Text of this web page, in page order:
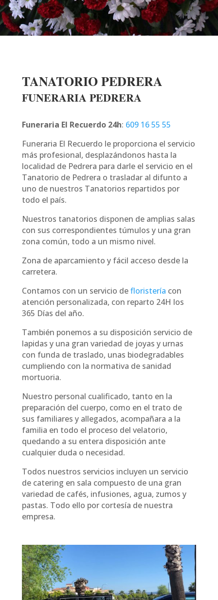
TANATORIO PEDRERA
FUNERARIA PEDRERA
Funeraria El Recuerdo 24h: 609 16 55 55
Funeraria El Recuerdo le proporciona el servicio
más profesional, desplazándonos hasta la
localidad de Pedrera para darle el servicio en el
Tanatorio de Pedrera o trasladar al difunto a
uno de nuestros Tanatorios repartidos por
todo el país.
Nuestros tanatorios disponen de amplias salas
con sus correspondientes túmulos y una gran
zona común, todo a un mismo nivel.
Zona de aparcamiento y fácil acceso desde la
carretera.
Contamos con un servicio defloristería con
atención personalizada, con reparto 24H los
365 Días del año.
También ponemos a su disposición servicio de
lapidas y una gran variedad de joyas y urnas
con funda de traslado, unas biodegradables
cumpliendo con la normativa de sanidad
mortuoria.
Nuestro personal cualificado, tanto en la
preparación del cuerpo, como en el trato de
sus familiares y allegados, acompañara a la
familia en todo el proceso del velatorio,
quedando a su entera disposición ante
cualquier duda o necesidad.
Todos nuestros servicios incluyen un servicio
de catering en sala compuesto de una gran
variedad de cafés, infusiones, agua, zumos y
pastas. Todo ello por cortesía de nuestra
empresa.